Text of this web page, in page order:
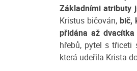
Základními atributy
Kristus bičován,bič,
přidána až
hřebů, pytel s třiceti
která udeřila Krista